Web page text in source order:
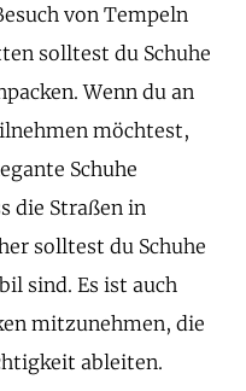
von Tempeln
solltest du Schuhe
Wenn du an
möchtest,
Schuhe
die Straßen in
solltest du Schuhe
sind. Es ist auch
mitzunehmen, die
ableiten.